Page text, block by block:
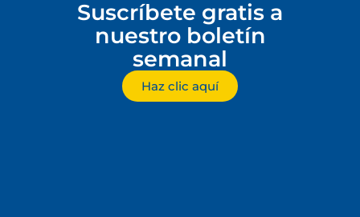
Suscríbete gratis a
nuestro boletín
semanal
Haz clic aquí